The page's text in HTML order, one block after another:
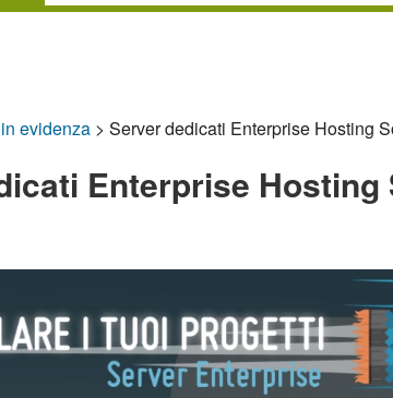
evidenza > Server dedicati Enterprise Hosting
Enterprise Hosting